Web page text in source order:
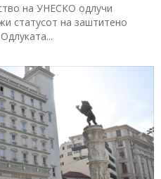
на УНЕСКО одлучи
статусот на заштитено